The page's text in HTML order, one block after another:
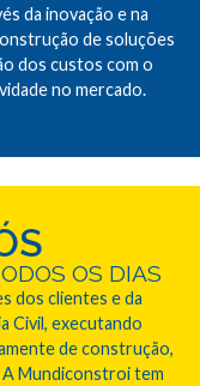
da inovação e na
de soluções
dos custos com o
no mercado.
OS DIAS
dos clientes e da
Civil, executando
de construção,
Mundiconstroi tem